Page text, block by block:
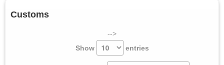
Customs
-->
Show
entries